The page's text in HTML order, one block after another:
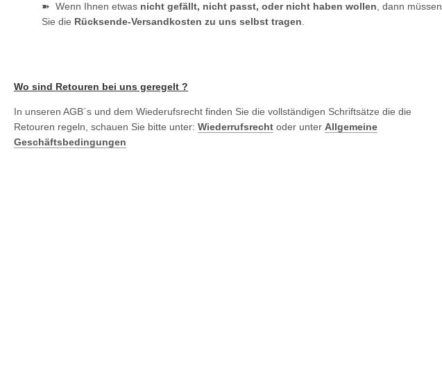
➽ Wenn Ihnen etwas nicht gefällt, nicht passt, oder nicht haben wollen , dann müssen
Sie die Rücksende-Versandkosten zu uns selbst tragen
Wo sind Retouren bei uns geregelt ?
In unseren AGB´s und dem Wiederufsrecht finden Sie die vollständigen Schriftsätze die die
Retouren regeln, schauen Sie bitte unter: Wiederrufsrecht oder unter Allgemeine
Geschäftsbedingungen